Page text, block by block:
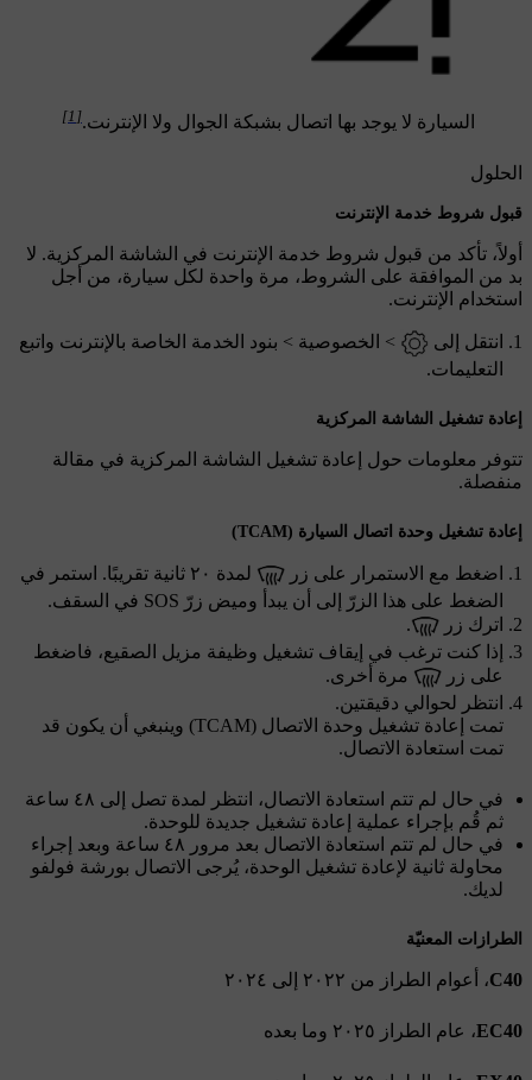
السيارة لا يوجد بها اتصال بشبكة الجوال ولا الإنترنت.[1]
الحلول
قبول شروط خدمة الإنترنت
أولاً، تأكد من قبول شروط خدمة الإنترنت في الشاشة المركزية. لا
بد من الموافقة على الشروط، مرة واحدة لكل سيارة، من أجل
استخدام الإنترنت.
انتقل إلى > الخصوصية > بنود الخدمة الخاصة بالإنترنت واتبع
التعليمات.
إعادة تشغيل الشاشة المركزية
تتوفر معلومات حول إعادة تشغيل الشاشة المركزية في مقالة
منفصلة.
إعادة تشغيل وحدة اتصال السيارة (TCAM)
اضغط مع الاستمرار على زر
لمدة ٢٠ ثانية تقريبًا. استمر في
الضغط على هذا الزرّ إلى أن يبدأ وميض زرّ SOS في السقف.
اترك زر
.
إذا كنت ترغب في إيقاف تشغيل وظيفة مزيل الصقيع، فاضغط
على زر
مرة أخرى.
انتظر لحوالي دقيقتين.
تمت إعادة تشغيل وحدة الاتصال (TCAM) وينبغي أن يكون قد
تمت استعادة الاتصال.
في حال لم تتم استعادة الاتصال، انتظر لمدة تصل إلى ٤٨ ساعة
ثم قُم بإجراء عملية إعادة تشغيل جديدة للوحدة.
في حال لم تتم استعادة الاتصال بعد مرور ٤٨ ساعة وبعد إجراء
محاولة ثانية لإعادة تشغيل الوحدة، يُرجى الاتصال بورشة فولفو
لديك.
الطرازات المعنيّة
C40، أعوام الطراز من ٢٠٢٢ إلى ٢٠٢٤
EC40، عام الطراز ٢٠٢٥ وما بعده